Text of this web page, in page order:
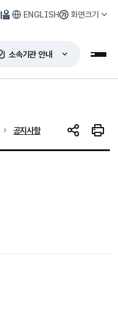
ENGLISH 화면크기
소속기관 안내 누리
현재 위치
공지사항 SNS 공유인쇄